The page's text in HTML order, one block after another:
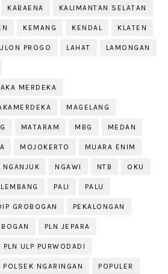
KABAENA KALIMANTAN SELATAN
KEMANG KENDAL KLATEN
PROGO LAHAT LAMONGAN
MERDEKA
MAGELANG
MATARAM MBG MEDAN
MOJOKERTO MUARA ENIM
NGANJUK NGAWI NTB OKU
PALI PALU
GROBOGAN PEKALONGAN
PLN JEPARA
PLN ULP PURWODADI
POLSEK NGARINGAN POPULER